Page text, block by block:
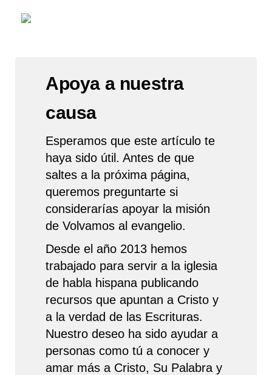
Apoya a nuestra
causa
Esperamos que este artículo te
haya sido útil. Antes de que
saltes a la próxima página,
queremos preguntarte si
considerarías apoyar la misión
de Volvamos al evangelio.
Desde el año 2013 hemos
trabajado para servir a la iglesia
de habla hispana publicando
recursos que apuntan a Cristo y
a la verdad de las Escrituras.
Nuestro deseo ha sido ayudar a
personas como tú a conocer y
amar más a Cristo, Su Palabra y